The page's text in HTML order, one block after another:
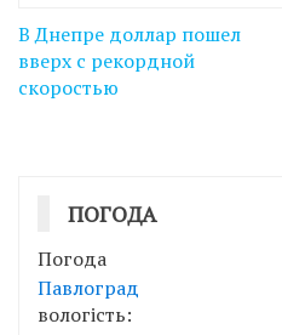
Навігація
записів
В Днепре доллар пошел
вверх с рекордной
скоростью
ПОГОДА
Погода
Павлоград
вологість: